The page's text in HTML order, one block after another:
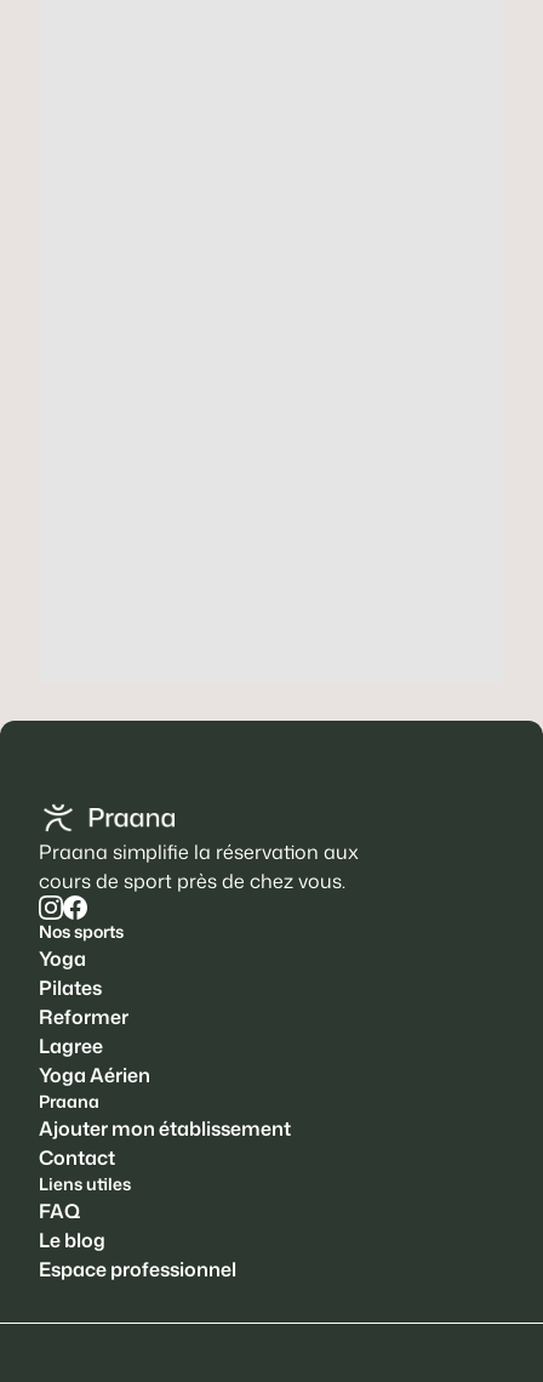
Praana simplifie la réservation aux
cours de sport près de chez vous.
Nos sports
Yoga
Pilates
Reformer
Lagree
Yoga Aérien
Praana
Ajouter mon établissement
Contact
Liens utiles
FAQ
Le blog
Espace professionnel